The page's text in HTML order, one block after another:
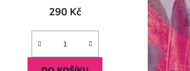
290 Kč